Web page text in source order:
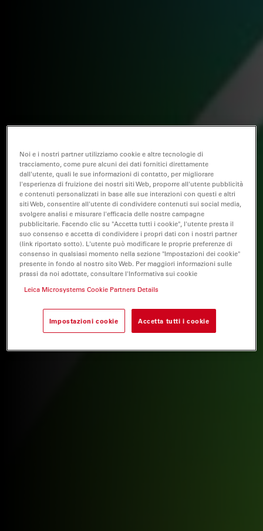
Noi e i nostri partner utilizziamo cookie e altre tecnologie di
tracciamento, come pure alcuni dei dati fornitici direttamente
dall'utente, quali le sue informazioni di contatto, per migliorare
l'esperienza di fruizione dei nostri siti Web, proporre all'utente pubblicità
e contenuti personalizzati in base alle sue interazioni con questi e altri
siti Web, consentire all'utente di condividere contenuti sui social media,
svolgere analisi e misurare l'efficacia delle nostre campagne
pubblicitarie. Facendo clic su "Accetta tutti i cookie", l'utente presta il
suo consenso e accetta di condividere i propri dati con i nostri partner
(link riportato sotto). L'utente può modificare le proprie preferenze di
consenso in qualsiasi momento nella sezione "Impostazioni dei cookie"
presente in fondo al nostro sito Web. Per maggiori informazioni sulle
prassi da noi adottate, consultare l'Informativa sui cookie
Leica Microsystems Cookie Partners Details
Impostazioni cookie Accetta tutti i cookie